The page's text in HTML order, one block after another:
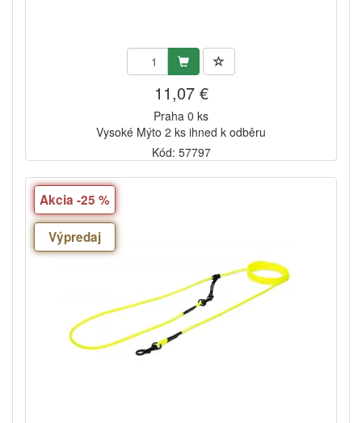
11,07 €
Praha 0 ks
Vysoké Mýto 2 ks ihned k odběru
Kód: 57797
Akcia -25 %
Výpredaj